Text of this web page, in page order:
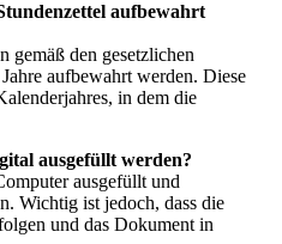
aufbewahrt
gemäß den gesetzlichen
aufbewahrt werden. Diese
in dem die
ausgefüllt werden?
ausgefüllt und
Wichtig ist jedoch, dass die
und das Dokument in